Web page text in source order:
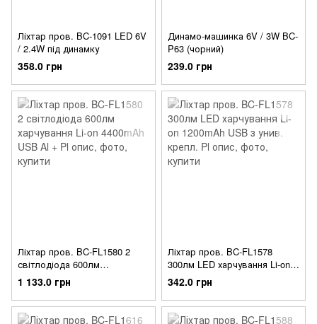
Ліхтар пров. BC-1091 LED 6V
/ 2.4W під динамку
358.0 грн
Динамо-машинка 6V / 3W BC-
P63 (чорний)
239.0 грн
Ліхтар пров. BC-FL1580 2
світлодіода 600лм
харчування Li-on 4400mAh
USB Al + Pl
1 133.0 грн
Ліхтар пров. BC-FL1578
300лм LED харчування Li-on
1200mAh USB з унив. крепл.
Pl
342.0 грн